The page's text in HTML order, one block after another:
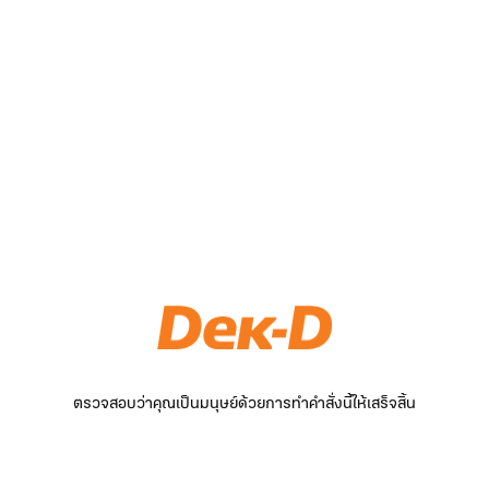
ตรวจสอบว่าคุณเป็นมนุษย์ด้วยการทำคำสั่งนี้ให้เสร็จสิ้น